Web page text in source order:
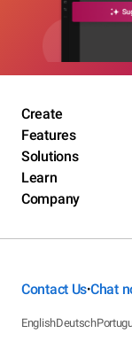
Create
Features
Solutions
Learn
Company
Contact Us•Chat
EnglishDeutsch